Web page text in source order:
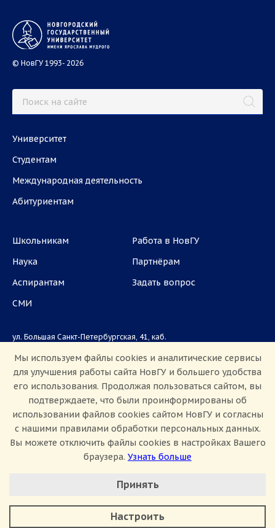
© НовГУ 1993- 2026
Университет
Студентам
Международная деятельность
Абитуриентам
Школьникам
Наука
Аспирантам
СМИ
Работа в НовГУ
Партнёрам
Задать вопрос
ул. Большая Санкт-Петербургская, 41, каб.
Приемная комиссия: +7(8162)33-20-44
Сведения о доходах
Мы используем файлы cookies и аналитические сервисы
для улучшения работы сайта НовГУ и большего удобства
его использования. Продолжая пользоваться сайтом, вы
подтверждаете, что были проинформированы об
использовании файлов cookies сайтом НовГУ и согласны
с нашими правилами обработки персональных данных.
Вы можете отключить файлы cookies в настройках Вашего
браузера. Узнать больше
Минимальные
Аналитические/Функциональные
Принять
Настроить